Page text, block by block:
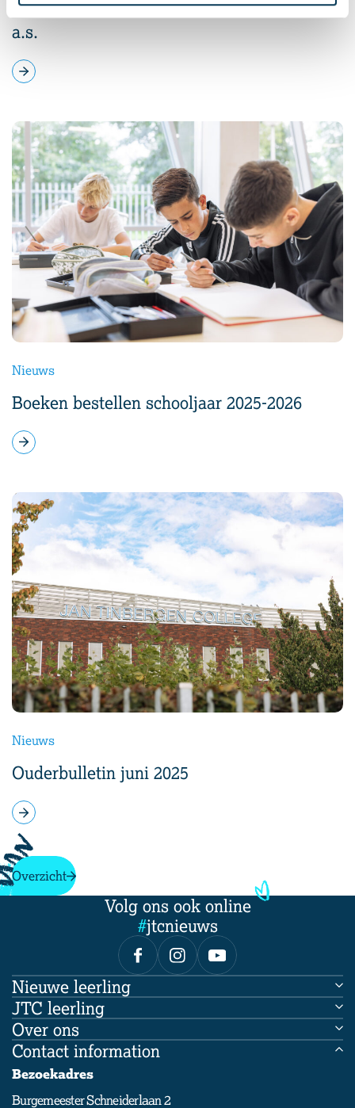
Nieuwe rector-bestuurder JTC per 1 oktober
a.s.
Nieuws
Boeken bestellen schooljaar 2025-2026
Nieuws
Ouderbulletin juni 2025
Overzicht
Volg ons ook online
#jtcnieuws
Nieuwe leerling
Onderwijs op het JTC
Kennismaken
Aanmelden nieuwe leerling
JTC leerling
JTC leerling
Magister web
Veelgestelde vragen
Over ons
Leer ons kennen
Kalender
Contact information
Bezoekadres
Burgemeester Schneiderlaan 2